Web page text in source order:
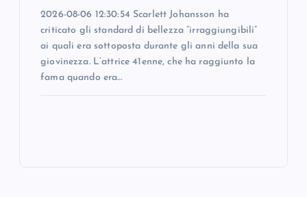
2026-08-06 12:30:54 Scarlett Johansson ha
criticato gli standard di bellezza “irraggiungibili”
ai quali era sottoposta durante gli anni della sua
giovinezza. L’attrice 41enne, che ha raggiunto la
fama quando era…